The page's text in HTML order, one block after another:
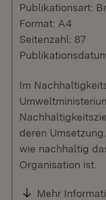
Publikationsart:
Format: A4
Seitenzahl: 87
Im
deren
wie nachhaltig
Organisation ist.
Mehr